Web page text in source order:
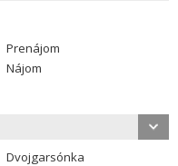
Prenájom
Nájom
Dvojgarsónka